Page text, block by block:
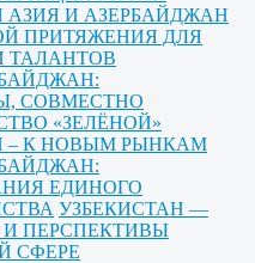
АЗИЯ И АЗЕРБАЙДЖАН
ПРИТЯЖЕНИЯ ДЛЯ
ТАЛАНТОВ
СОВМЕСТНО
«ЗЕЛЁНОЙ»
– К НОВЫМ РЫНКАМ
ЕДИНОГО
УЗБЕКИСТАН —
ПЕРСПЕКТИВЫ
СФЕРЕ